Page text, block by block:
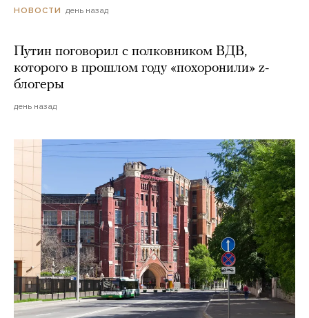
НОВОСТИ день назад
Путин поговорил с полковником ВДВ,
которого в прошлом году «похоронили» z-
блогеры
день назад